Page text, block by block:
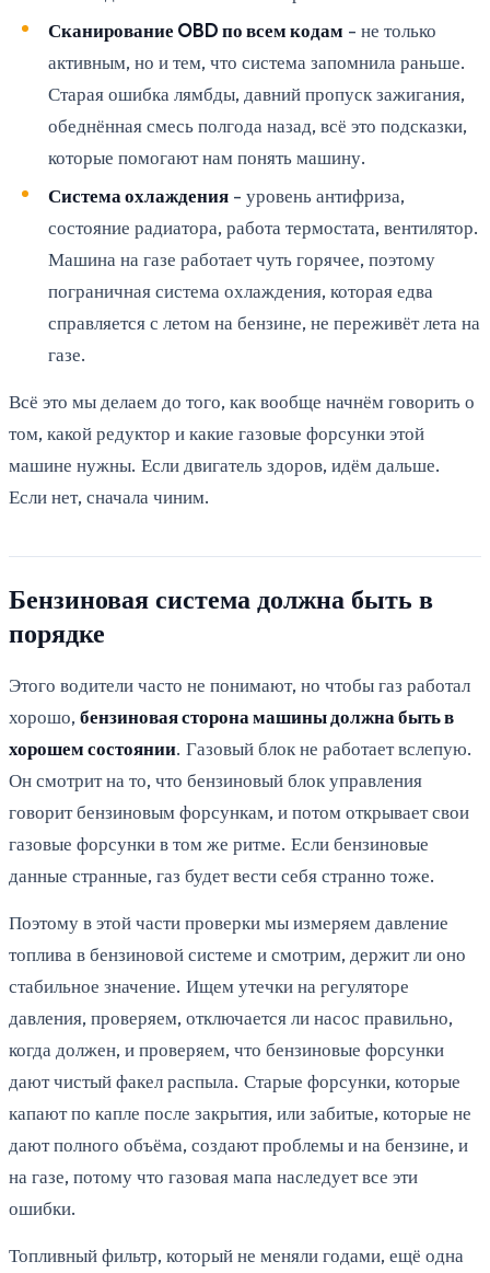
Сканирование OBD по всем кодам - не только
активным, но и тем, что система запомнила раньше.
Старая ошибка лямбды, давний пропуск зажигания,
обеднённая смесь полгода назад, всё это подсказки,
которые помогают нам понять машину.
Система охлаждения - уровень антифриза,
состояние радиатора, работа термостата, вентилятор.
Машина на газе работает чуть горячее, поэтому
пограничная система охлаждения, которая едва
справляется с летом на бензине, не переживёт лета на
газе.
Всё это мы делаем до того, как вообще начнём говорить о
том, какой редуктор и какие газовые форсунки этой
машине нужны. Если двигатель здоров, идём дальше.
Если нет, сначала чиним.
Бензиновая система должна быть в
порядке
Этого водители часто не понимают, но чтобы газ работал
хорошо, бензиновая сторона машины должна быть в
хорошем состоянии. Газовый блок не работает вслепую.
Он смотрит на то, что бензиновый блок управления
говорит бензиновым форсункам, и потом открывает свои
газовые форсунки в том же ритме. Если бензиновые
данные странные, газ будет вести себя странно тоже.
Поэтому в этой части проверки мы измеряем давление
топлива в бензиновой системе и смотрим, держит ли оно
стабильное значение. Ищем утечки на регуляторе
давления, проверяем, отключается ли насос правильно,
когда должен, и проверяем, что бензиновые форсунки
дают чистый факел распыла. Старые форсунки, которые
капают по капле после закрытия, или забитые, которые не
дают полного объёма, создают проблемы и на бензине, и
на газе, потому что газовая мапа наследует все эти
ошибки.
Топливный фильтр, который не меняли годами, ещё одна